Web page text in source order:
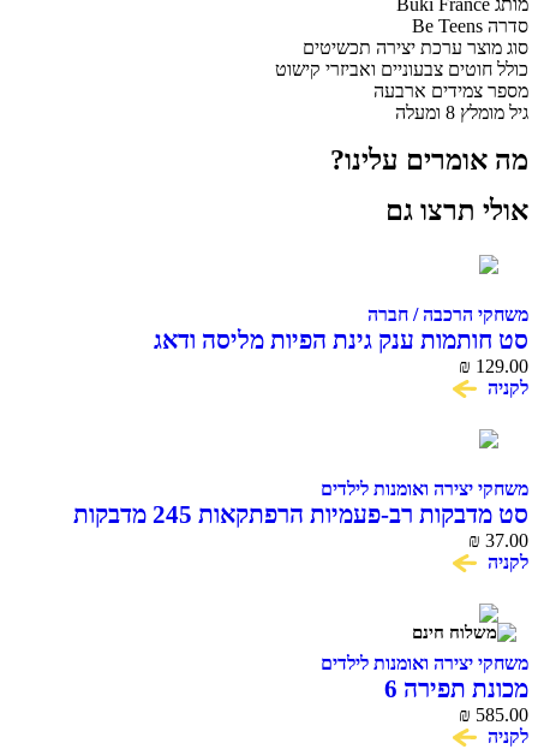
מותג Buki France
סדרה Be Teens
סוג מוצר ערכת יצירה תכשיטים
כולל חוטים צבעוניים ואביזרי קישוט
מספר צמידים ארבעה
גיל מומלץ 8 ומעלה
מה אומרים עלינו?
אולי תרצו גם
משחקי הרכבה / חברה
סט חותמות ענק גינת הפיות מליסה ודאג
₪ 129.00
לקניה
משחקי יצירה ואומנות לילדים
סט מדבקות רב-פעמיות הרפתקאות 245 מדבקות
מליסה ודג
₪ 37.00
לקניה
משחקי יצירה ואומנות לילדים
מכונת תפירה 6
₪ 585.00
לקניה